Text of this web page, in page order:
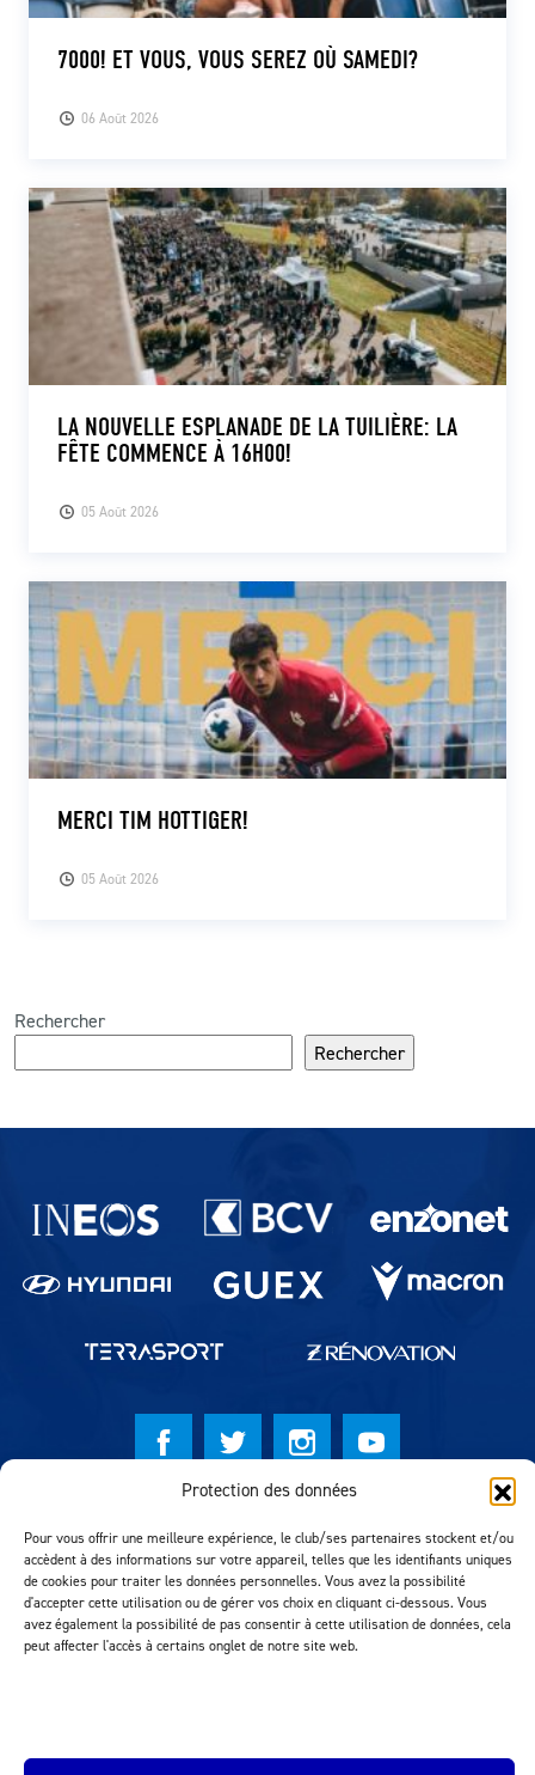
Protection des données
Pour vous offrir une meilleure expérience, le club/ses partenaires stockent et/ou
accèdent à des informations sur votre appareil, telles que les identifiants uniques
de cookies pour traiter les données personnelles. Vous avez la possibilité
d'accepter cette utilisation ou de gérer vos choix en cliquant ci-dessous. Vous
avez également la possibilité de pas consentir à cette utilisation de données, cela
peut affecter l'accès à certains onglet de notre site web.
06 Août 2026
7000! ET VOUS, VOUS SEREZ OÙ SAMEDI?
05 Août 2026
LA NOUVELLE ESPLANADE DE LA TUILIÈRE: LA
FÊTE COMMENCE À 16H00!
05 Août 2026
MERCI TIM HOTTIGER!
Rechercher
Rechercher
Partenaires du lausanne-Sport
Réalisation MTM Agency